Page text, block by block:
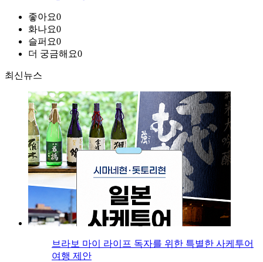
좋아요0
화나요0
슬퍼요0
더 궁금해요0
최신뉴스
브라보 마이 라이프 독자를 위한 특별한 사케투어
여행 제안